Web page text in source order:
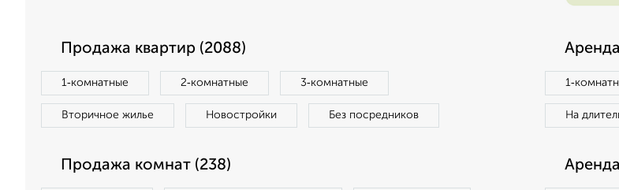
Продажа квартир (2088)
1‑комнатные 2‑комнатные 3‑комнатные
Вторичное жилье Новостройки Без посредников На
Продажа комнат (238)